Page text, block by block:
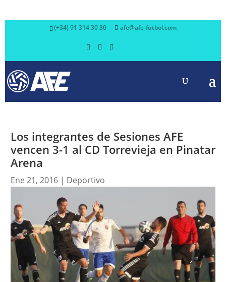
(+34) 91 314 30 30 afe@afe-futbol.com
Los integrantes de Sesiones AFE
vencen 3-1 al CD Torrevieja en Pinatar
Arena
Ene 21, 2016| Deportivo